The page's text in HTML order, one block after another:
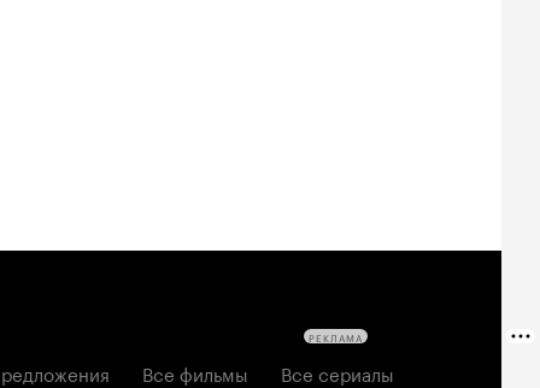
Все фильмы
Все сериалы
РЕКЛАМА